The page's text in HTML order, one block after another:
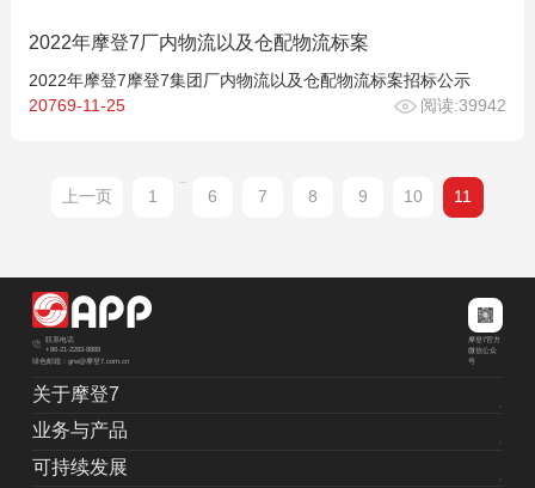
2022年摩登7厂内物流以及仓配物流标案
2022年摩登7摩登7集团厂内物流以及仓配物流标案招标公示
20769-11-25
阅读:39942
上一页 1
...
6 7 8 9 10 11
联系电话
+86-21-2283-8888
绿色邮箱：grw@摩登7.com.cn
摩登7官方
微信公众
号
关于摩登7
业务与产品
可持续发展